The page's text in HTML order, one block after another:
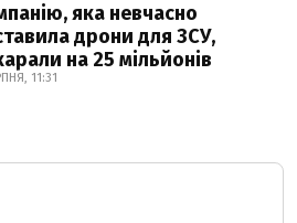
яка невчасно
дрони для ЗСУ,
на 25 мільйонів
11:31